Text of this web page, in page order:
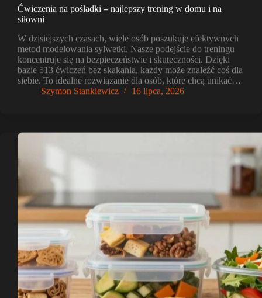
Ćwiczenia na pośladki – najlepszy trening w domu i na
siłowni
W dzisiejszych czasach, wiele osób poszukuje efektywnych
metod modelowania sylwetki. Nasze podejście do treningu
koncentruje się na bezpieczeństwie i skuteczności. Dzięki
bazie 513 ćwiczeń bez skakania, każdy może znaleźć coś dla
siebie. To idealne rozwiązanie dla osób, które chcą unikać…
Szymon Stankiewicz
16 lipca, 2026